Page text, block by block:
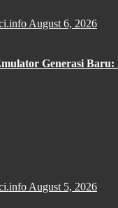
August 6, 2026
Generasi
August 5, 2026